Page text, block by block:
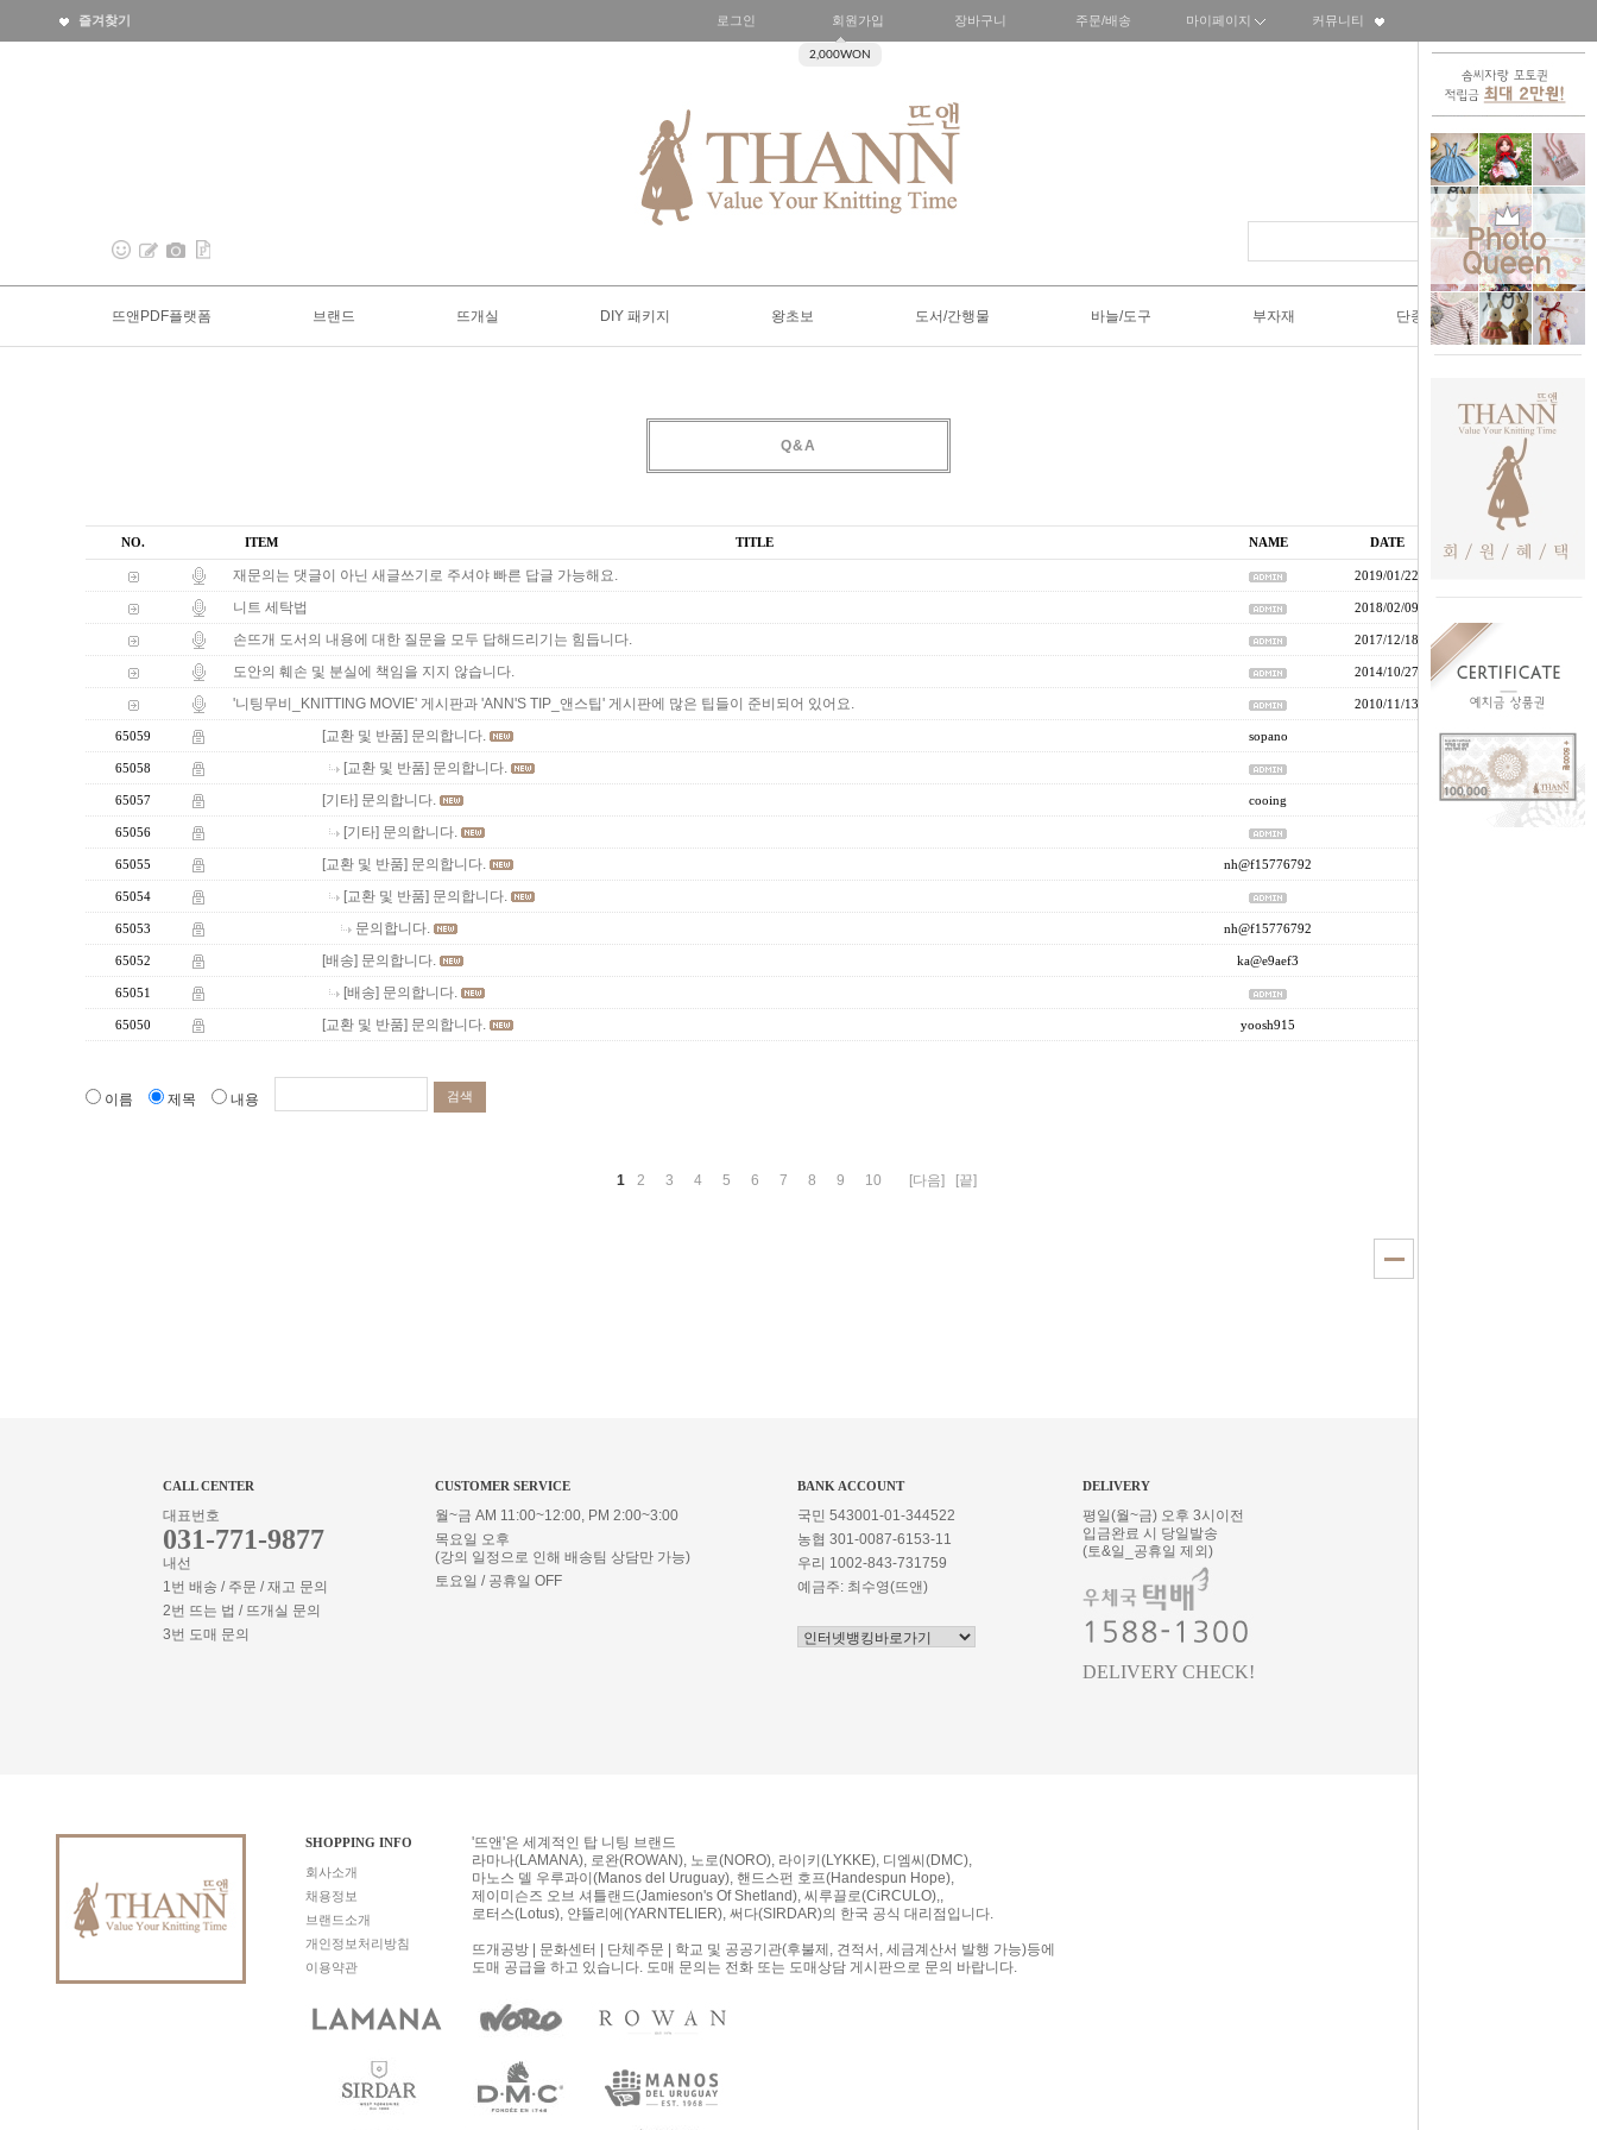
즐겨찾기 로그인 회원가입
2,000WON
장바구니 주문/배송 마이페이지 커뮤니티
뜨앤PDF플랫폼 브랜드 뜨개실 DIY 패키지 왕초보 도서/간행물 바늘/도구 부자재 단종SALE50%
Q&A
NO. ITEM TITLE NAME DATE HITS
재문의는 댓글이 아닌 새글쓰기로 주셔야 빠른 답글 가능해요. 2019/01/22
니트 세탁법 2018/02/09
손뜨개 도서의 내용에 대한 질문을 모두 답해드리기는 힘듭니다. 2017/12/18 912
도안의 훼손 및 분실에 책임을 지지 않습니다. 2014/10/27 172047
'니팅무비_KNITTING MOVIE' 게시판과 'ANN'S TIP_앤스팁' 게시판에 많은 팁들이 준비되어 있어요. 2010/11/13 17808
65059 [교환 및 반품] 문의합니다. sopano 9
65058 [교환 및 반품] 문의합니다. 1
65057 [기타] 문의합니다. cooing 2
65056 [기타] 문의합니다.
65055 [교환 및 반품] 문의합니다. nh@f15776792
65054 [교환 및 반품] 문의합니다.
65053 문의합니다. nh@f15776792
65052 [배송] 문의합니다. ka@e9aef3
65051 [배송] 문의합니다.
65050 [교환 및 반품] 문의합니다. yoosh915
이름 제목 내용 검색
1 2 3 4 5 6 7 8 9 10 [다음] [끝]
CALL CENTER
대표번호
031-771-9877
내선
1번 배송 / 주문 / 재고 문의
2번 뜨는 법 / 뜨개실 문의
3번 도매 문의
CUSTOMER SERVICE
월~금 AM 11:00~12:00, PM 2:00~3:00
목요일 오후
(강의 일정으로 인해 배송팀 상담만 가능)
토요일 / 공휴일 OFF
BANK ACCOUNT
국민 543001-01-344522
농협 301-0087-6153-11
우리 1002-843-731759
예금주: 최수영(뜨앤)
DELIVERY
평일(월~금) 오후 3시이전
입금완료 시 당일발송
(토&일_공휴일 제외)
DELIVERY CHECK!
SHOPPING INFO
회사소개
채용정보
브랜드소개
개인정보처리방침
이용약관
'뜨앤'은 세계적인 탑 니팅 브랜드
라마나(LAMANA), 로완(ROWAN), 노로(NORO), 라이키(LYKKE), 디엠씨(DMC),
마노스 델 우루과이(Manos del Uruguay), 핸드스펀 호프(Handespun Hope),
제이미슨즈 오브 셔틀랜드(Jamieson's Of Shetland), 씨루끌로(CiRCULO),,
로터스(Lotus), 얀뜰리에(YARNTELIER), 써다(SIRDAR)의 한국 공식 대리점입니다.
뜨개공방 | 문화센터 | 단체주문 | 학교 및 공공기관(후불제, 견적서, 세금계산서 발행 가능)등에
도매 공급을 하고 있습니다. 도매 문의는 전화 또는 도매상담 게시판으로 문의 바랍니다.